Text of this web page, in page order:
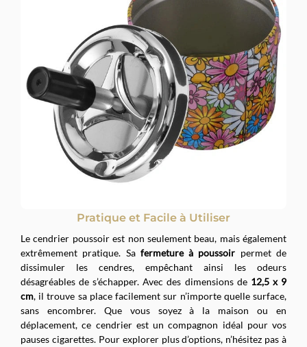
Pratique et Facile à Utiliser
Le cendrier poussoir est non seulement beau, mais également
extrêmement pratique. Sa fermeture à poussoir permet de
dissimuler les cendres, empêchant ainsi les odeurs
désagréables de s’échapper. Avec des dimensions de 12,5 x 9
cm, il trouve sa place facilement sur n’importe quelle surface,
sans encombrer. Que vous soyez à la maison ou en
déplacement, ce cendrier est un compagnon idéal pour vos
pauses cigarettes. Pour explorer plus d’options, n’hésitez pas à